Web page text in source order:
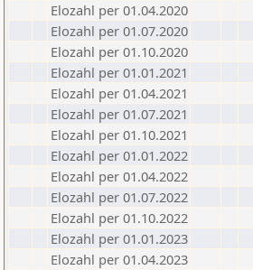
Elozahl per 01.04.2020
Elozahl per 01.07.2020
Elozahl per 01.10.2020
Elozahl per 01.01.2021
Elozahl per 01.04.2021
Elozahl per 01.07.2021
Elozahl per 01.10.2021
Elozahl per 01.01.2022
Elozahl per 01.04.2022
Elozahl per 01.07.2022
Elozahl per 01.10.2022
Elozahl per 01.01.2023
Elozahl per 01.04.2023